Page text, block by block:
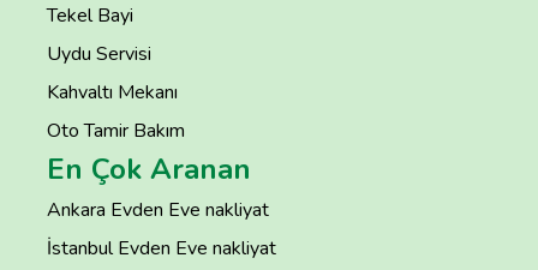
Tekel Bayi
Uydu Servisi
Kahvaltı Mekanı
Oto Tamir Bakım
En Çok Aranan
Ankara Evden Eve nakliyat
İstanbul Evden Eve nakliyat